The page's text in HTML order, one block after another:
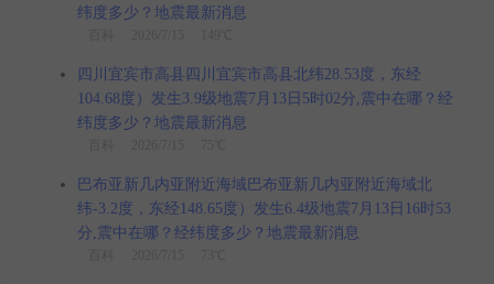
纬度多少？地震最新消息
四川宜宾市高县四川宜宾市高县北纬28.53度，东经
104.68度）发生3.9级地震7月13日5时02分,震中在哪？经
纬度多少？地震最新消息
巴布亚新几内亚附近海域巴布亚新几内亚附近海域北
纬-3.2度，东经148.65度）发生6.4级地震7月13日16时53
分,震中在哪？经纬度多少？地震最新消息